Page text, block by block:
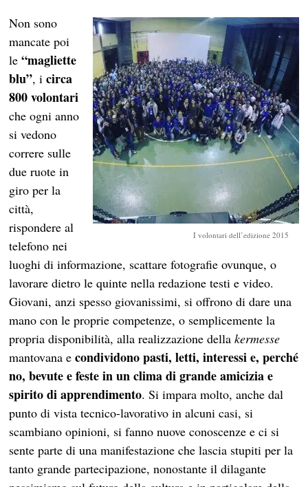
I volontari dell’edizione 2015
Non sono
mancate poi
le“magliette
blu”, icirca
800 volontari
che ogni anno
si vedono
correre sulle
due ruote in
giro per la
città,
rispondere al
telefono nei
luoghi di informazione, scattare fotografie ovunque, o
lavorare dietro le quinte nella redazione testi e video.
Giovani, anzi spesso giovanissimi, si offrono di dare una
mano con le proprie competenze, o semplicemente la
propria disponibilità, alla realizzazione della kermesse
mantovana econdividono pasti, letti, interessi e, perché
no, bevute e feste in un clima di grande amicizia e
spirito di apprendimento. Si impara molto, anche dal
punto di vista tecnico-lavorativo in alcuni casi, si
scambiano opinioni, si fanno nuove conoscenze e ci si
sente parte di una manifestazione che lascia stupiti per la
tanto grande partecipazione, nonostante il dilagante